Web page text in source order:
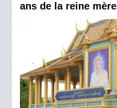
ans de la reine mère